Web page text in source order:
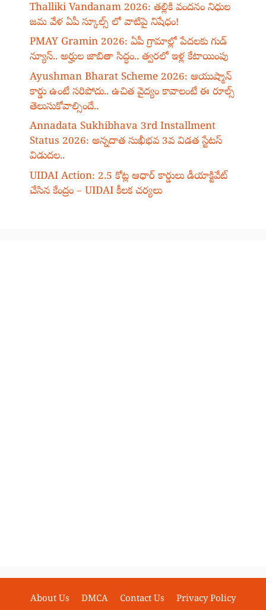
Thalliki Vandanam 2026: తల్లికి వందనం నిధుల
జమ వేళ ఏపీ స్కూల్స్ లో వాటిపై నిషేధం!
PMAY Gramin 2026: ఏపీ గ్రామాల్లో పేదలకు గుడ్
న్యూస్.. అర్హుల జాబితా సిద్ధం.. త్వరలో ఇళ్ల కేటాయింపు
Ayushman Bharat Scheme 2026: ఆయుష్మాన్
కార్డు ఉంటే సరిపోదు.. ఉచిత వైద్యం కావాలంటే ఈ రూల్స్
తెలుసుకోవాల్సిందే..
Annadata Sukhibhava 3rd Installment
Status 2026: అన్నదాత సుఖీభవ 3వ విడత స్టేటస్
విడుదల..
UIDAI Action: 2.5 కోట్ల ఆధార్ కార్డులు డీయాక్టివేట్
చేసిన కేంద్రం – UIDAI కీలక చర్యలు
About Us DMCA Contact Us Privacy Policy